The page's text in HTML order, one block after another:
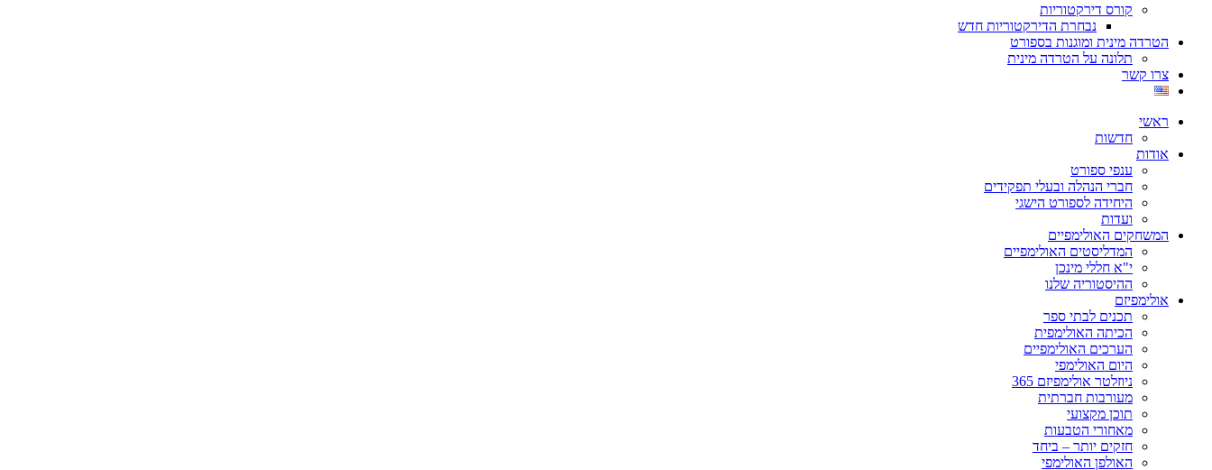
קורס דירקטוריות
נבחרת הדירקטוריות חדש
הטרדה מינית ומוגנות בספורט
תלונה על הטרדה מינית
צרו קשר
ראשי
חדשות
אודות
ענפי ספורט
חברי הנהלה ובעלי תפקידים
היחידה לספורט הישגי
ועדות
המשחקים האולימפיים
המדליסטים האולימפיים
י"א חללי מינכן
ההיסטוריה שלנו
אולימפיזם
תכנים לבתי ספר
הכיתה האולימפית
הערכים האולימפיים
היום האולימפי
ניוזלטר אולימפיזם 365
מעורבות חברתית
תוכן מקצועי
מאחורי הטבעות
חזקים יותר – ביחד
האולפן האולימפי